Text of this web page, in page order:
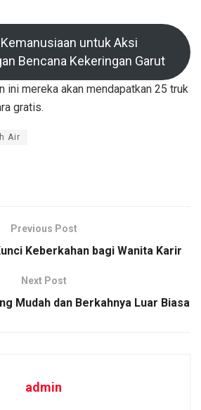
untuk Aksi
Bencana Kekeringan Garut
ini mereka akan mendapatkan 25 truk
gratis.
Air
Previous Post
Keberkahan bagi Wanita Karir
Next Post
Mudah dan Berkahnya Luar Biasa
admin